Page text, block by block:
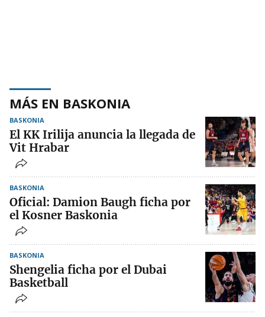
MÁS EN BASKONIA
BASKONIA
El KK Irilija anuncia la llegada de
Vit Hrabar
BASKONIA
Oficial: Damion Baugh ficha por
el Kosner Baskonia
BASKONIA
Shengelia ficha por el Dubai
Basketball